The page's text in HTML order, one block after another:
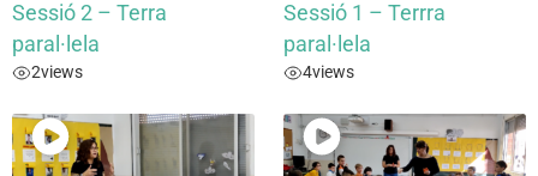
Sessió 2 – Terra
paral·lela
2views
Sessió 1 – Terrra
paral·lela
4views